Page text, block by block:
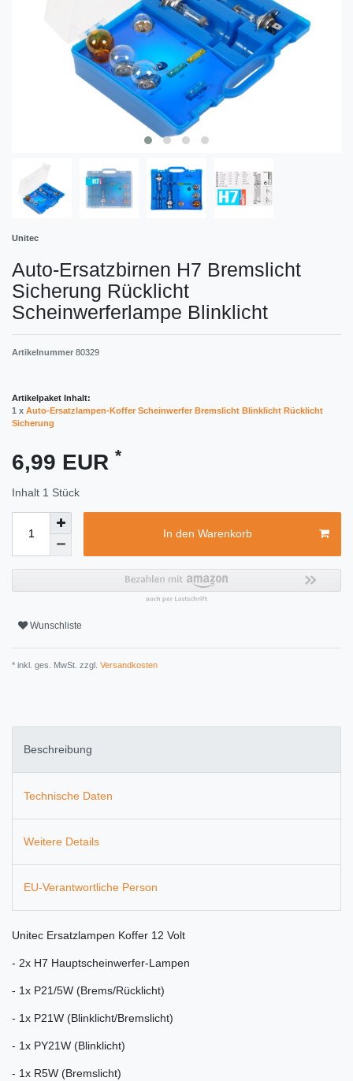
Unitec
Auto-Ersatzbirnen H7 Bremslicht
Sicherung Rücklicht
Scheinwerferlampe Blinklicht
Artikelnummer 80329
Artikelpaket Inhalt:
1 x Auto-Ersatzlampen-Koffer Scheinwerfer Bremslicht Blinklicht Rücklicht
Sicherung
6,99 EUR *
Inhalt 1 Stück
In den Warenkorb
Wunschliste
* inkl. ges. MwSt. zzgl. Versandkosten
Beschreibung
Technische Daten
Weitere Details
EU-Verantwortliche Person
Unitec Ersatzlampen Koffer 12 Volt
- 2x H7 Hauptscheinwerfer-Lampen
- 1x P21/5W (Brems/Rücklicht)
- 1x P21W (Blinklicht/Bremslicht)
- 1x PY21W (Blinklicht)
- 1x R5W (Bremslicht)